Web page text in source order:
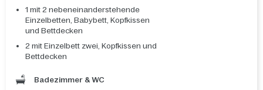
1 mit 2 nebeneinanderstehende
Einzelbetten, Babybett, Kopfkissen
und Bettdecken
2 mit Einzelbett zwei, Kopfkissen und
Bettdecken
Badezimmer & WC